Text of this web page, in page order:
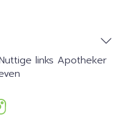
links Apotheker